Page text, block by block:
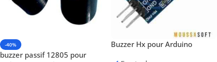
-40%
buzzer passif 12805 pour
Buzzer Hx pour Arduino